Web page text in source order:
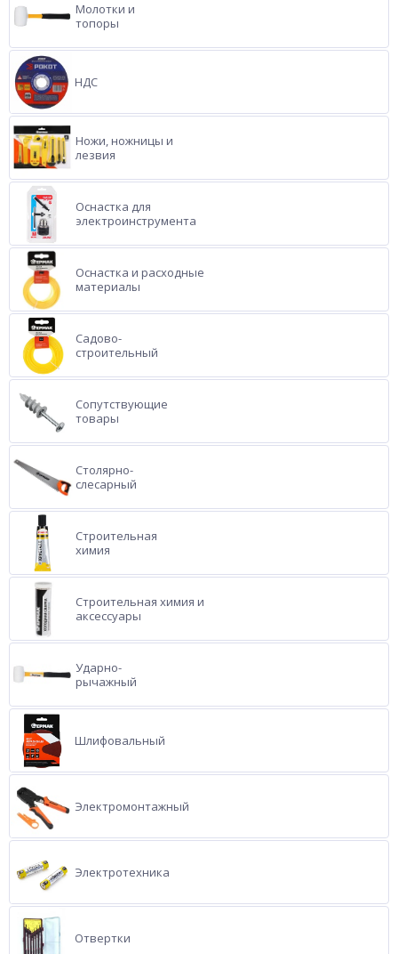
Молотки и
топоры
НДС
Ножи, ножницы и
лезвия
Оснастка для
электроинструмента
Оснастка и расходные
материалы
Садово-
строительный
Сопутствующие
товары
Столярно-
слесарный
Строительная
химия
Строительная химия и
аксессуары
Ударно-
рычажный
Шлифовальный
Электромонтажный
Электротехника
Отвертки